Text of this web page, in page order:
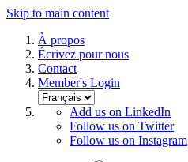
Skip to main content
À propos
Écrivez pour nous
Contact
Member's Login
Add us on LinkedIn
Follow us on Twitter
Follow us on Instagram